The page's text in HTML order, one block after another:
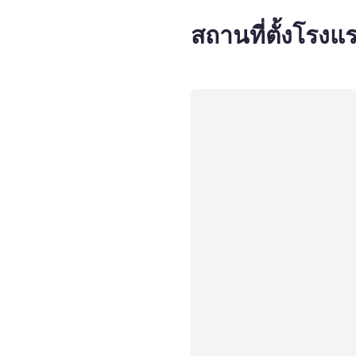
สถานที่ตั้งโรงแ